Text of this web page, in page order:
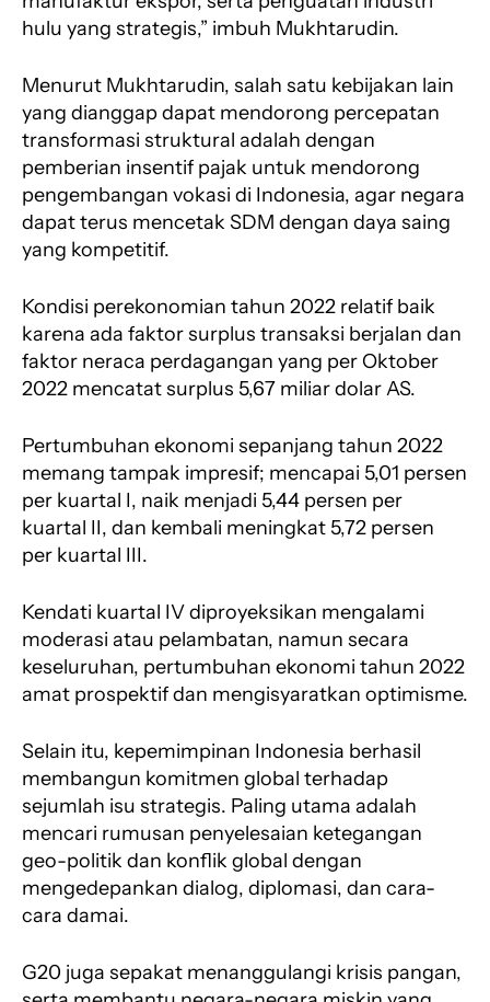
hulu yang strategis,” imbuh Mukhtarudin.
Menurut Mukhtarudin, salah satu kebijakan lain
yang dianggap dapat mendorong percepatan
transformasi struktural adalah dengan
pemberian insentif pajak untuk mendorong
pengembangan vokasi di Indonesia, agar negara
dapat terus mencetak SDM dengan daya saing
yang kompetitif.
Kondisi perekonomian tahun 2022 relatif baik
karena ada faktor surplus transaksi berjalan dan
faktor neraca perdagangan yang per Oktober
2022 mencatat surplus 5,67 miliar dolar AS.
Pertumbuhan ekonomi sepanjang tahun 2022
memang tampak impresif; mencapai 5,01 persen
per kuartal I, naik menjadi 5,44 persen per
kuartal II, dan kembali meningkat 5,72 persen
per kuartal III.
Kendati kuartal IV diproyeksikan mengalami
moderasi atau pelambatan, namun secara
keseluruhan, pertumbuhan ekonomi tahun 2022
amat prospektif dan mengisyaratkan optimisme.
Selain itu, kepemimpinan Indonesia berhasil
membangun komitmen global terhadap
sejumlah isu strategis. Paling utama adalah
mencari rumusan penyelesaian ketegangan
geo-politik dan konflik global dengan
mengedepankan dialog, diplomasi, dan cara-
cara damai.
G20 juga sepakat menanggulangi krisis pangan,